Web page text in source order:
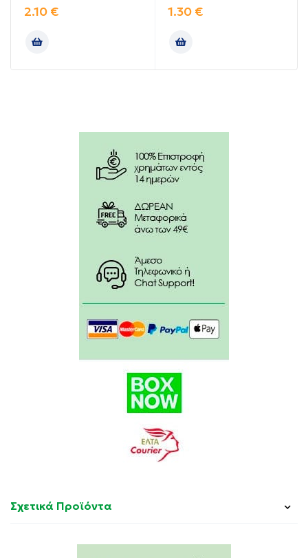
Με λίγες μόνο περιστροφές διασφαλίζεται ασφαλής
του είναι κατάλληλος για όλα τα σημεία του σώματος
Είναι απαλλαγμένο κόλλας.
2.10 € 1.30 €
Σχετικά Προϊόντα